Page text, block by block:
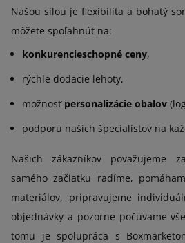
Našou silou je flexibilita a bohatý
môžete spoľahnúť na:
konkurencieschopné ceny,
rýchle dodacie lehoty,
možnosťpersonalizácie obalov
podporu našich špecialistov na
Našich zákazníkov považujeme
samého začiatku radíme,
materiálov, pripravujeme
objednávky a pozorne počúvame
tomu je spolupráca s